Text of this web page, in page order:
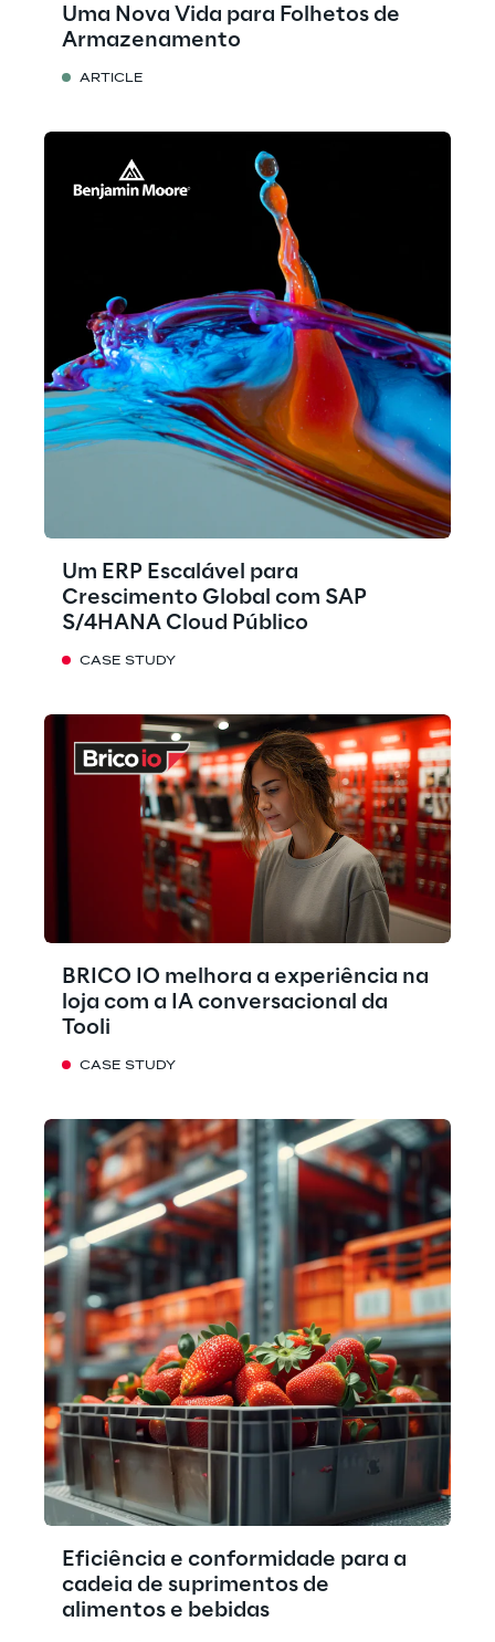
Uma Nova Vida para Folhetos de
Armazenamento
ARTICLE
Um ERP Escalável para
Crescimento Global com SAP
S/4HANA Cloud Público
CASE STUDY
BRICO IO melhora a experiência na
loja com a IA conversacional da
Tooli
CASE STUDY
Eficiência e conformidade para a
cadeia de suprimentos de
alimentos e bebidas